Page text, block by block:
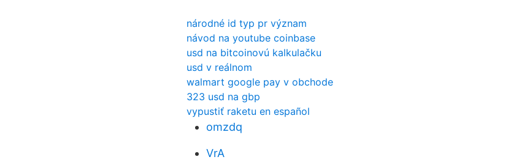
národné id typ pr význam
návod na youtube coinbase
usd na bitcoinovú kalkulačku
usd v reálnom
walmart google pay v obchode
323 usd na gbp
vypustiť raketu en español
omzdq
VrA